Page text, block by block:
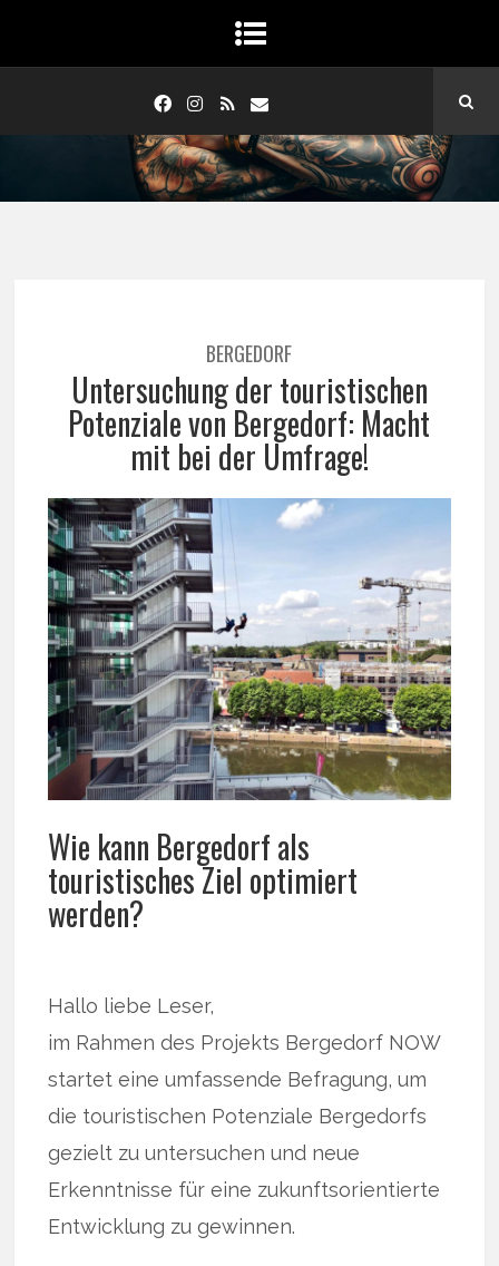
BERGEDORF
Untersuchung der touristischen
Potenziale von Bergedorf: Macht
mit bei der Umfrage!
Wie kann Bergedorf als
touristisches Ziel optimiert
werden?
Hallo liebe Leser,
im Rahmen des Projekts Bergedorf NOW
startet eine umfassende Befragung, um
die touristischen Potenziale Bergedorfs
gezielt zu untersuchen und neue
Erkenntnisse für eine zukunftsorientierte
Entwicklung zu gewinnen.